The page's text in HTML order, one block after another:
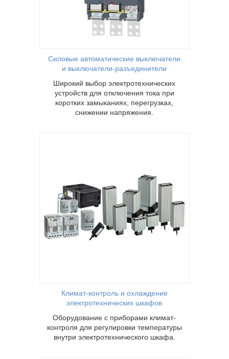
Силовые автоматические выключатели
и выключатели-разъединители
Широкий выбор электротехнических
устройств для отключения тока при
коротких замыканиях, перегрузках,
снижении напряжения.
Климат-контроль и охлаждение
электротехнических шкафов
Оборудование с приборами климат-
контроля для регулировки температуры
внутри электротехнического шкафа.